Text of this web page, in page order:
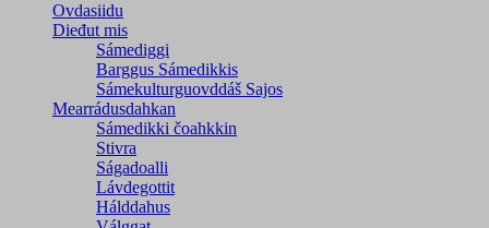
Ovdasiidu
Dieđut mis
Sámediggi
Barggus Sámedikkis
Sámekulturguovddáš Sajos
Mearrádusdahkan
Sámedikki čoahkkin
Stivra
Ságadoalli
Lávdegottit
Hálddahus